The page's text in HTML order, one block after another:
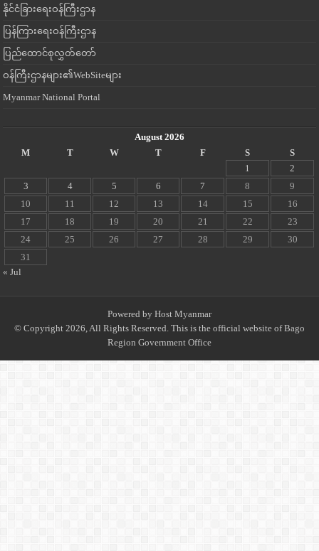
နိုင်ငံခြားရေးဝန်ကြီးဌာန
ပြန်ကြားရေးဝန်ကြီးဌာန
ပြည်ထောင်စုလွှတ်တော်
ဝန်ကြီးဌာနများ၏WebSiteများ
Myanmar National Portal
August 2026
M
T W T F S
S
1
2
3
4 5 6 7 8
9
10
11 12 13 14 15
16
17
18 19 20 21 22
23
24
25 26 27 28 29
30
31
« Jul
Powered by Host Myanmar
© Copyright 2026, All Rights Reserved. This is the official website of Bago
Region Government Office